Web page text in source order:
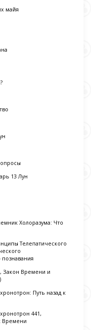
майя
13 Лун
Холоразума: Что
Телепатического
познавания
Закон Времени и
Путь назад к
441,
Времени